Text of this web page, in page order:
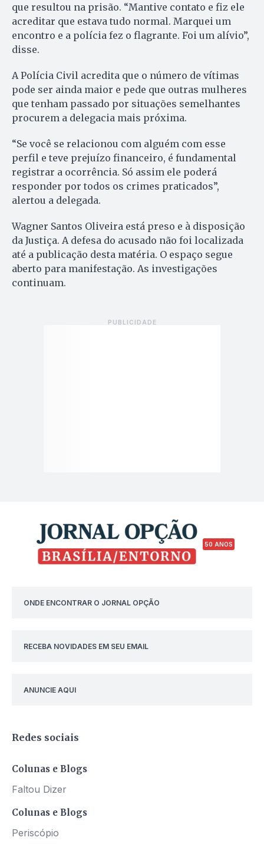
que resultou na prisão. “Mantive contato e fiz ele
acreditar que estava tudo normal. Marquei um
encontro e a polícia fez o flagrante. Foi um alívio”,
disse.
A Polícia Civil acredita que o número de vítimas
pode ser ainda maior e pede que outras mulheres
que tenham passado por situações semelhantes
procurem a delegacia mais próxima.
“Se você se relacionou com alguém com esse
perfil e teve prejuízo financeiro, é fundamental
registrar a ocorrência. Só assim ele poderá
responder por todos os crimes praticados”,
alertou a delegada.
Wagner Santos Oliveira está preso e à disposição
da Justiça. A defesa do acusado não foi localizada
até a publicação desta matéria. O espaço segue
aberto para manifestação. As investigações
continuam.
50 ANOS
ONDE ENCONTRAR O JORNAL OPÇÃO
RECEBA NOVIDADES EM SEU EMAIL
ANUNCIE AQUI
Redes sociais
Colunas e Blogs
Faltou Dizer
Colunas e Blogs
Periscópio